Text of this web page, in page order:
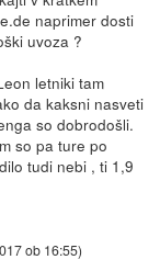
naprimer dosti
uvoza ?
letniki tam
da kaksni nasveti
so dobrodošli.
so pa ture po
tudi nebi , ti 1,9
ob 16:55)